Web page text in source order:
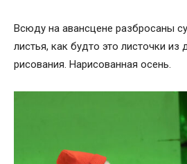
Всюду на авансцене разбросаны
листья, как будто это листочки из
рисования. Нарисованная осень.